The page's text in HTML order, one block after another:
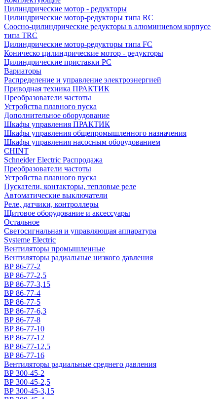
Цилиндрические мотор - редукторы
Цилиндрические мотор-редукторы типа RC
Соосно-цилиндрические редукторы в алюминиевом корпусе
типа TRC
Цилиндрические мотор-редукторы типа FC
Коническо цилиндрические мотор - редукторы
Цилиндрические приставки PC
Вариаторы
Распределение и управление электроэнергией
Приводная техника ПРАКТИК
Преобразователи частоты
Устройства плавного пуска
Дополнительное оборудование
Шкафы управления ПРАКТИК
Шкафы управления общепромышленного назначения
Шкафы управления насосным оборудованием
CHINT
Schneider Electric Распродажа
Преобразователи частоты
Устройства плавного пуска
Пускатели, контакторы, тепловые реле
Автоматические выключатели
Реле, датчики, контроллеры
Щитовое оборудование и аксессуары
Остальное
Светосигнальная и управляющая аппаратура
Systeme Electric
Вентиляторы промышленные
Вентиляторы радиальные низкого давления
ВР 86-77-2
ВР 86-77-2,5
ВР 86-77-3,15
ВР 86-77-4
ВР 86-77-5
ВР 86-77-6,3
ВР 86-77-8
ВР 86-77-10
ВР 86-77-12
ВР 86-77-12,5
ВР 86-77-16
Вентиляторы радиальные среднего давления
ВР 300-45-2
ВР 300-45-2,5
ВР 300-45-3,15